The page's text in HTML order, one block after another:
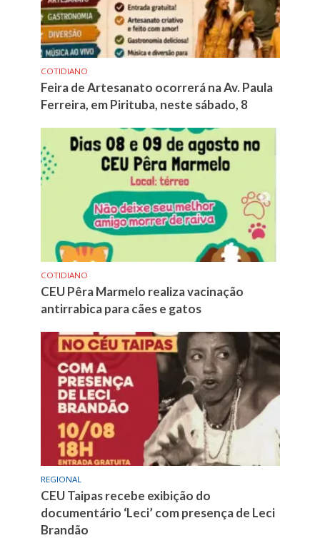
COTIDIANO
Feira de Artesanato ocorrerá na Av. Paula
Ferreira, em Pirituba, neste sábado, 8
COTIDIANO
CEU Pêra Marmelo realiza vacinação
antirrabica para cães e gatos
REGIONAL
CEU Taipas recebe exibição do
documentário ‘Leci’ com presença de Leci
Brandão